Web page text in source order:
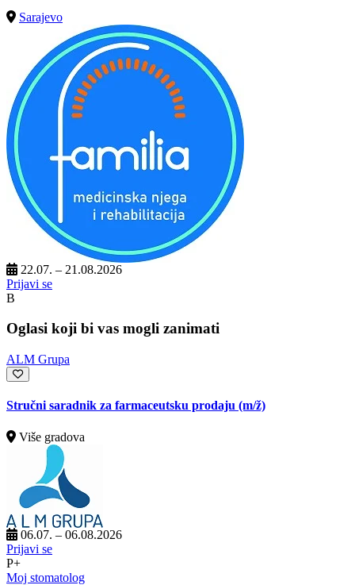
Sarajevo
22.07. – 21.08.2026
Prijavi se
B
Oglasi koji bi vas mogli zanimati
ALM Grupa
Stručni saradnik za farmaceutsku prodaju (m/ž)
Više gradova
06.07. – 06.08.2026
Prijavi se
P+
Moj stomatolog